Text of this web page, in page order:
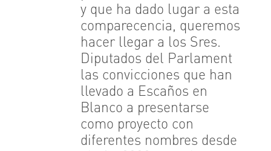
y que ha dado lugar a esta
comparecencia, queremos
hacer llegar a los Sres.
Diputados del Parlament
las convicciones que han
llevado a Escaños en
Blanco a presentarse
como proyecto con
diferentes nombres desde